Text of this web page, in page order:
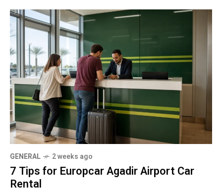
GENERAL 2 weeks ago
7 Tips for Europcar Agadir Airport Car
Rental